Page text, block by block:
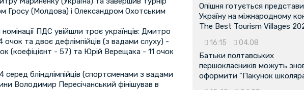
Гросу (Молдова) і Олександром Охотським
номінації ПДС увійшли троє українців: Дмитро
очок та двоє дефлімпійців (з вадами слуху) -
(коефіцієнт - 57) та Юрій Верещака - 11 очок
серед бліндлімпійців (спортсменами з вадами
Володимир Пересічанський фінішував в
Опішня готується
Україну на міжнародному
The Best Tourism Villages
16:15 04.08
Батьки полтавських
першокласників можуть
оформити "Пакунок